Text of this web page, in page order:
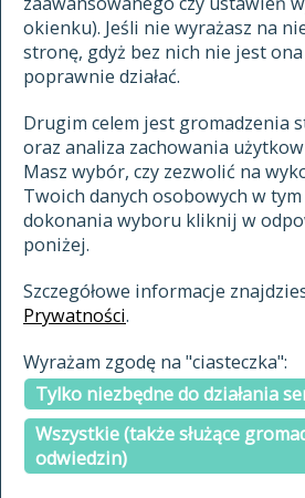
okienku). Jeśli nie wyrażasz na
stronę, gdyż bez nich nie jest
poprawnie działać.
Drugim celem jest gromadzenia
oraz analiza zachowania
Masz wybór, czy zezwolić na
Twoich danych osobowych w tym
dokonania wyboru kliknij w
poniżej.
Szczegółowe informacje
Prywatności.
Wyrażam zgodę na "ciasteczka":
Tylko niezbędne do działania
Wszystkie (także służące
odwiedzin)
najnowsze hasła
ostatnio zmodyfikowane hasła
materiały archiwalne
cytowanie
kontakt
znajdź
zaczynające się od
indeksie
a fronte